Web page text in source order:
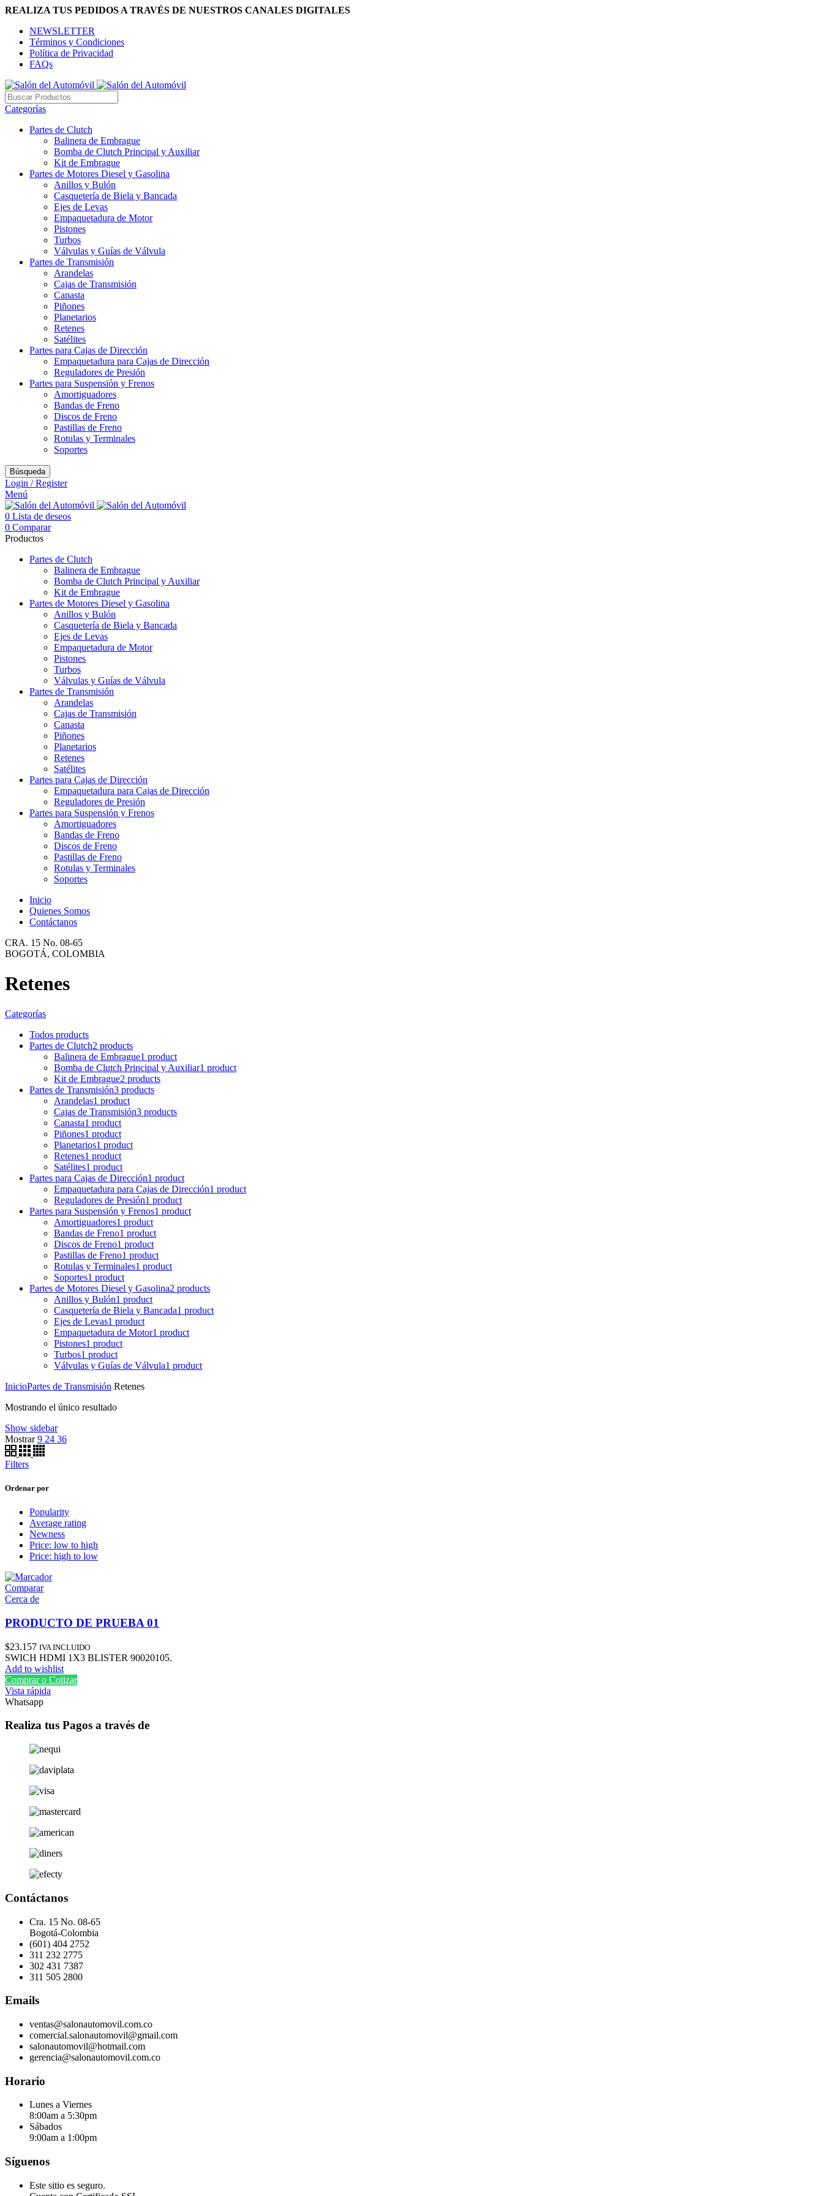
REALIZA TUS PEDIDOS A TRAVÉS DE NUESTROS CANALES DIGITALES
NEWSLETTER
Términos y Condiciones
Política de Privacidad
FAQs
Categorías
Partes de Clutch
Balinera de Embrague
Bomba de Clutch Principal y Auxiliar
Kit de Embrague
Partes de Motores Diesel y Gasolina
Anillos y Bulón
Casquetería de Biela y Bancada
Ejes de Levas
Empaquetadura de Motor
Pistones
Turbos
Válvulas y Guías de Válvula
Partes de Transmisión
Arandelas
Cajas de Transmisión
Canasta
Piñones
Planetarios
Retenes
Satélites
Partes para Cajas de Dirección
Empaquetadura para Cajas de Dirección
Reguladores de Presión
Partes para Suspensión y Frenos
Amortiguadores
Bandas de Freno
Discos de Freno
Pastillas de Freno
Rotulas y Terminales
Soportes
Búsqueda
Login / Register
Menú
0 Lista de deseos
0 Comparar
Productos
Partes de Clutch
Balinera de Embrague
Bomba de Clutch Principal y Auxiliar
Kit de Embrague
Partes de Motores Diesel y Gasolina
Anillos y Bulón
Casquetería de Biela y Bancada
Ejes de Levas
Empaquetadura de Motor
Pistones
Turbos
Válvulas y Guías de Válvula
Partes de Transmisión
Arandelas
Cajas de Transmisión
Canasta
Piñones
Planetarios
Retenes
Satélites
Partes para Cajas de Dirección
Empaquetadura para Cajas de Dirección
Reguladores de Presión
Partes para Suspensión y Frenos
Amortiguadores
Bandas de Freno
Discos de Freno
Pastillas de Freno
Rotulas y Terminales
Soportes
Inicio
Quienes Somos
Contáctanos
CRA. 15 No. 08-65
BOGOTÁ, COLOMBIA
Retenes
Categorías
Todos products
Partes de Clutch2 products
Balinera de Embrague1 product
Bomba de Clutch Principal y Auxiliar1 product
Kit de Embrague2 products
Partes de Transmisión3 products
Arandelas1 product
Cajas de Transmisión3 products
Canasta1 product
Piñones1 product
Planetarios1 product
Retenes1 product
Satélites1 product
Partes para Cajas de Dirección1 product
Empaquetadura para Cajas de Dirección1 product
Reguladores de Presión1 product
Partes para Suspensión y Frenos1 product
Amortiguadores1 product
Bandas de Freno1 product
Discos de Freno1 product
Pastillas de Freno1 product
Rotulas y Terminales1 product
Soportes1 product
Partes de Motores Diesel y Gasolina2 products
Anillos y Bulón1 product
Casquetería de Biela y Bancada1 product
Ejes de Levas1 product
Empaquetadura de Motor1 product
Pistones1 product
Turbos1 product
Válvulas y Guías de Válvula1 product
InicioPartes de Transmisión Retenes
Mostrando el único resultado
Show sidebar
Mostrar9 24 36
Filters
Ordenar por
Popularity
Average rating
Newness
Price: low to high
Price: high to low
Comparar
Cerca de
PRODUCTO DE PRUEBA 01
$23.157 IVA INCLUIDO
SWICH HDMI 1X3 BLISTER 90020105.
Add to wishlist
Comprar o Cotizar
Vista rápida
Whatsapp
Realiza tus Pagos a través de
Contáctanos
Cra. 15 No. 08-65
Bogotá-Colombia
(601) 404 2752
311 232 2775
302 431 7387
311 505 2800
Emails
ventas@salonautomovil.com.co
comercial.salonautomovil@gmail.com
salonautomovil@hotmail.com
gerencia@salonautomovil.com.co
Horario
Lunes a Viernes
8:00am a 5:30pm
Sábados
9:00am a 1:00pm
Síguenos
Este sitio es seguro.